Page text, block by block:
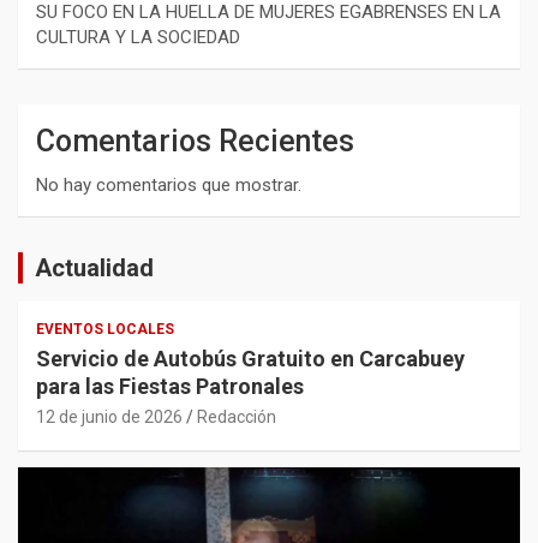
SU FOCO EN LA HUELLA DE MUJERES EGABRENSES EN LA
CULTURA Y LA SOCIEDAD
Comentarios Recientes
No hay comentarios que mostrar.
Actualidad
EVENTOS LOCALES
Servicio de Autobús Gratuito en Carcabuey
para las Fiestas Patronales
12 de junio de 2026 Redacción